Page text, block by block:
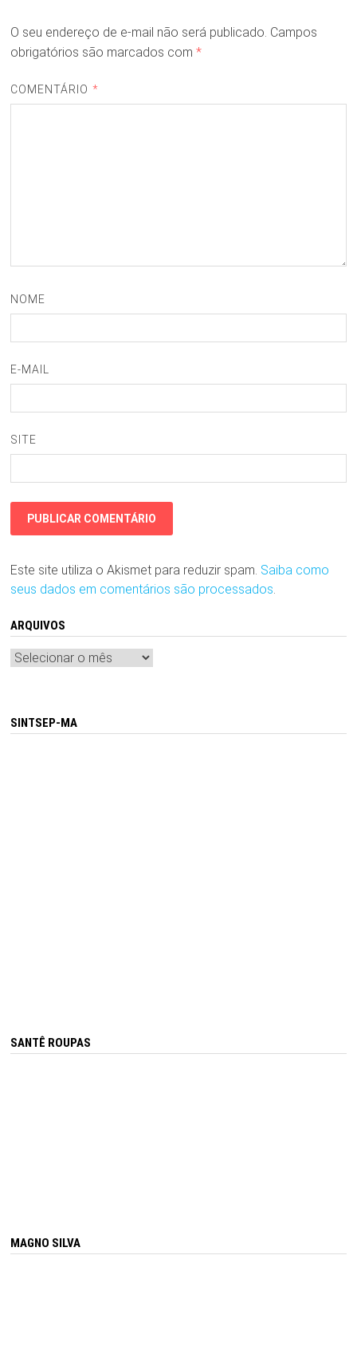
O seu endereço de e-mail não será publicado. Campos
obrigatórios são marcados com *
COMENTÁRIO *
NOME
E-MAIL
SITE
Este site utiliza o Akismet para reduzir spam. Saiba como
seus dados em comentários são processados
ARQUIVOS
Arquivos
SINTSEP-MA
SANTÊ ROUPAS
MAGNO SILVA